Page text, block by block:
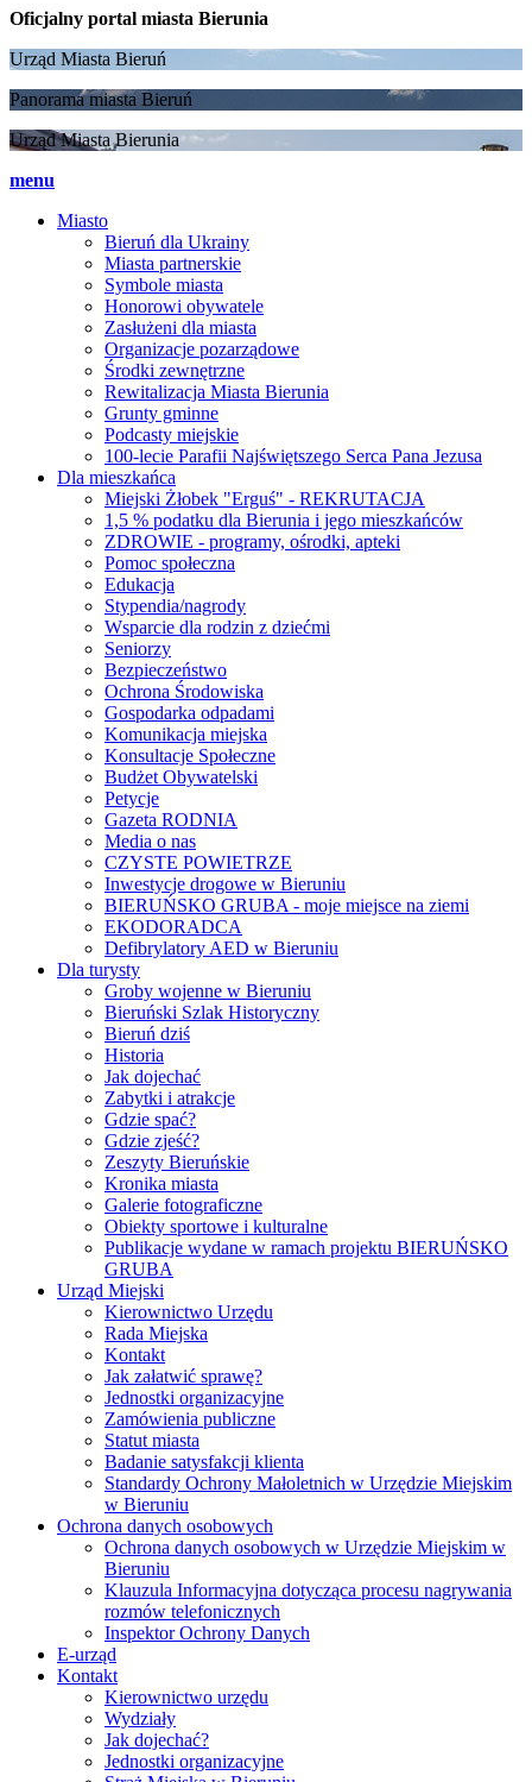
Oficjalny portal miasta Bierunia
Urząd Miasta Bieruń
Panorama miasta Bieruń
Urząd Miasta Bierunia
menu
Miasto
Bieruń dla Ukrainy
Miasta partnerskie
Symbole miasta
Honorowi obywatele
Zasłużeni dla miasta
Organizacje pozarządowe
Środki zewnętrzne
Rewitalizacja Miasta Bierunia
Grunty gminne
Podcasty miejskie
100-lecie Parafii Najświętszego Serca Pana Jezusa
Dla mieszkańca
Miejski Żłobek "Erguś" - REKRUTACJA
1,5 % podatku dla Bierunia i jego mieszkańców
ZDROWIE - programy, ośrodki, apteki
Pomoc społeczna
Edukacja
Stypendia/nagrody
Wsparcie dla rodzin z dziećmi
Seniorzy
Bezpieczeństwo
Ochrona Środowiska
Gospodarka odpadami
Komunikacja miejska
Konsultacje Społeczne
Budżet Obywatelski
Petycje
Gazeta RODNIA
Media o nas
CZYSTE POWIETRZE
Inwestycje drogowe w Bieruniu
BIERUŃSKO GRUBA - moje miejsce na ziemi
EKODORADCA
Defibrylatory AED w Bieruniu
Dla turysty
Groby wojenne w Bieruniu
Bieruński Szlak Historyczny
Bieruń dziś
Historia
Jak dojechać
Zabytki i atrakcje
Gdzie spać?
Gdzie zjeść?
Zeszyty Bieruńskie
Kronika miasta
Galerie fotograficzne
Obiekty sportowe i kulturalne
Publikacje wydane w ramach projektu BIERUŃSKO
GRUBA
Urząd Miejski
Kierownictwo Urzędu
Rada Miejska
Kontakt
Jak załatwić sprawę?
Jednostki organizacyjne
Zamówienia publiczne
Statut miasta
Badanie satysfakcji klienta
Standardy Ochrony Małoletnich w Urzędzie Miejskim
w Bieruniu
Ochrona danych osobowych
Ochrona danych osobowych w Urzędzie Miejskim w
Bieruniu
Klauzula Informacyjna dotycząca procesu nagrywania
rozmów telefonicznych
Inspektor Ochrony Danych
E-urząd
Kontakt
Kierownictwo urzędu
Wydziały
Jak dojechać?
Jednostki organizacyjne